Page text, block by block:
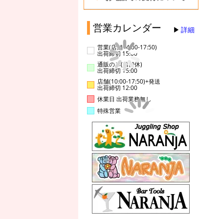
営業カレンダー 詳細
営業(店舗14:00-17:50)
出荷締切 15:00
通販のみ(店舗休)
出荷締切 15:00
店舗(10:00-17:50)+発送
出荷締切 12:00
休業日 出荷業務無し
特殊営業